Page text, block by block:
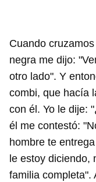
Cuando
negra me dijo:
otro lado". Y
combi, que hacía
con él. Yo le dije:
él me contestó:
hombre te
le estoy diciendo,
familia completa".